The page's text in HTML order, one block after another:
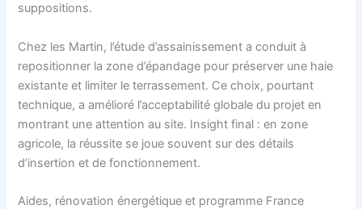
suppositions.
Chez les Martin, l’étude d’assainissement a conduit à
repositionner la zone d’épandage pour préserver une haie
existante et limiter le terrassement. Ce choix, pourtant
technique, a amélioré l’acceptabilité globale du projet en
montrant une attention au site. Insight final : en zone
agricole, la réussite se joue souvent sur des détails
d’insertion et de fonctionnement.
Aides, rénovation énergétique et programme France